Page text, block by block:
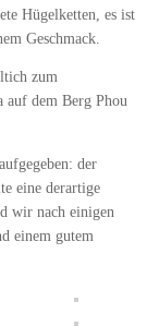
Hügelketten, es ist
Geschmack.
zum
auf dem Berg Phou
der
eine derartige
wir nach einigen
einem gutem